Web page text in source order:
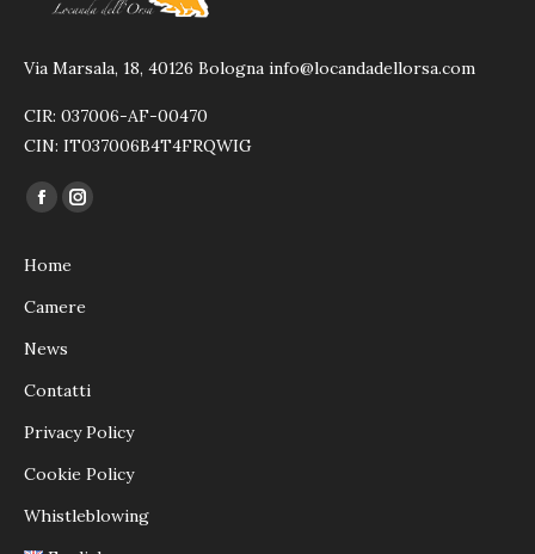
Via Marsala, 18, 40126 Bologna info@locandadellorsa.com
CIR: 037006-AF-00470
CIN: IT037006B4T4FRQWIG
Ci puoi trovare su:
Facebook
opens
in
Instagram
in
Home
Camere
News
Contatti
Privacy Policy
Cookie Policy
Whistleblowing